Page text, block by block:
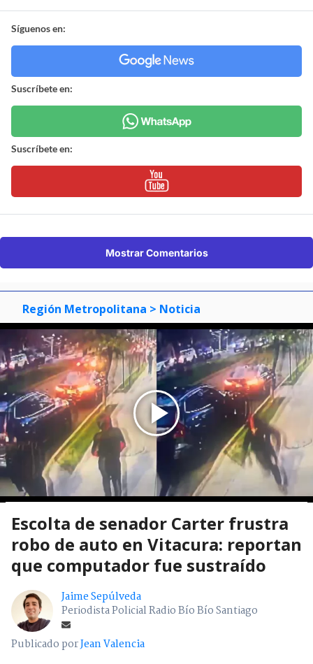
Síguenos en:
Suscríbete en:
Suscríbete en:
Mostrar Comentarios
Región Metropolitana > Noticia
Escolta de senador Carter frustra
robo de auto en Vitacura: reportan
que computador fue sustraído
Jaime Sepúlveda
Periodista Policial Radio Bío Bío Santiago
Publicado porJean Valencia